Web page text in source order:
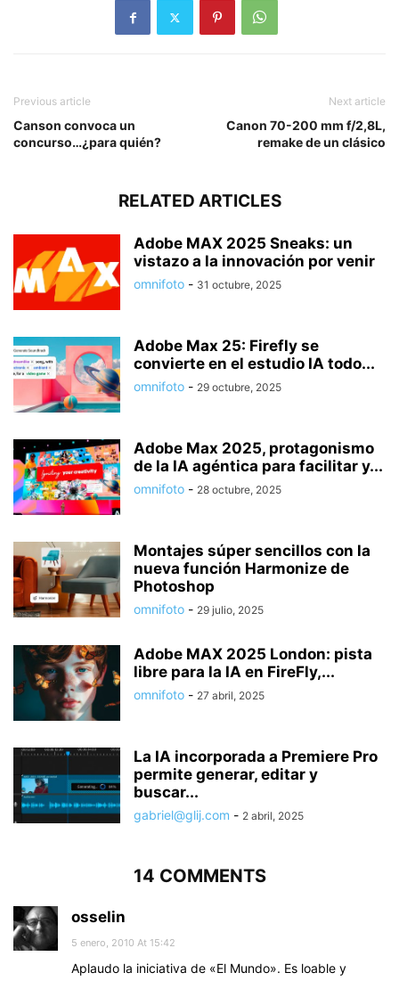
Previous article
Canson convoca un
concurso…¿para quién?
Next article
Canon 70-200 mm f/2,8L,
remake de un clásico
RELATED ARTICLES
Adobe MAX 2025 Sneaks: un
vistazo a la innovación por venir
omnifoto - 31 octubre, 2025
Adobe Max 25: Firefly se
convierte en el estudio IA todo...
omnifoto - 29 octubre, 2025
Adobe Max 2025, protagonismo
de la IA agéntica para facilitar y...
omnifoto - 28 octubre, 2025
Montajes súper sencillos con la
nueva función Harmonize de
Photoshop
omnifoto - 29 julio, 2025
Adobe MAX 2025 London: pista
libre para la IA en FireFly,...
omnifoto - 27 abril, 2025
La IA incorporada a Premiere Pro
permite generar, editar y
buscar...
gabriel@glij.com - 2 abril, 2025
14 COMMENTS
osselin
5 enero, 2010 At 15:42
Aplaudo la iniciativa de «El Mundo». Es loable y